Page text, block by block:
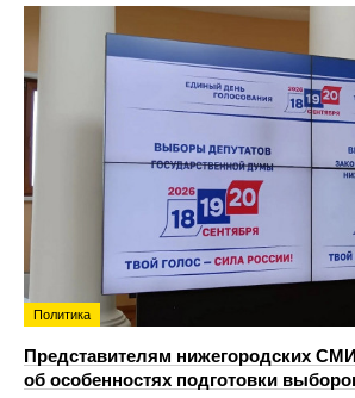
Политика
Представителям нижегородских
об особенностях подготовки